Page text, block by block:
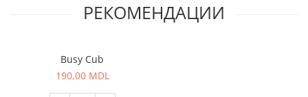
РЕКОМЕНДАЦИИ
Busy Cub
190,00 MDL